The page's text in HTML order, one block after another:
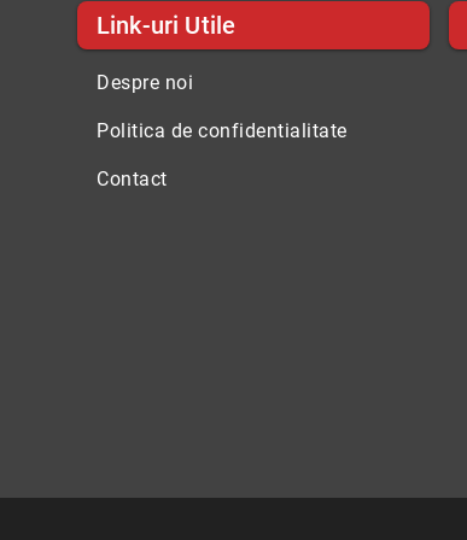
Link-uri Utile
Despre noi
Politica de confidentialitate
Contact